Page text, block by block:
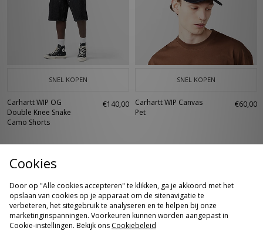
SNEL KOPEN
Carhartt WIP OG
Double Knee Snake
Camo Shorts
€140,00
SNEL KOPEN
Carhartt WIP Canvas
Pet
€60,00
Cookies
Door op "Alle cookies accepteren" te klikken, ga je akkoord met het
opslaan van cookies op je apparaat om de sitenavigatie te
verbeteren, het sitegebruik te analyseren en te helpen bij onze
marketinginspanningen. Voorkeuren kunnen worden aangepast in
Cookie-instellingen. Bekijk ons Cookiebeleid